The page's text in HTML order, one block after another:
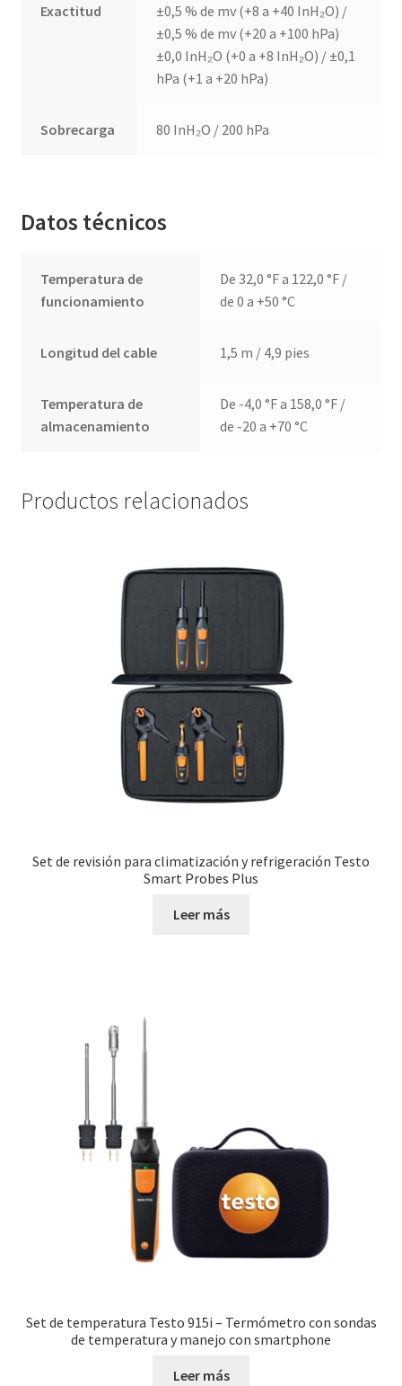
Exactitud
±0,5 % de mv (+8 a +40 InH₂O) /
±0,5 % de mv (+20 a +100 hPa)
±0,0 InH₂O (+0 a +8 InH₂O) / ±0,1
hPa (+1 a +20 hPa)
Sobrecarga 80 InH₂O / 200 hPa
Datos técnicos
Temperatura de
funcionamiento
De 32,0 °F a 122,0 °F /
de 0 a +50 °C
Longitud del cable 1,5 m / 4,9 pies
Temperatura de
almacenamiento
De -4,0 °F a 158,0 °F /
de -20 a +70 °C
Productos relacionados
Set de revisión para climatización y refrigeración Testo
Smart Probes Plus
Leer más
Set de temperatura Testo 915i – Termómetro con sondas
de temperatura y manejo con smartphone
Leer más